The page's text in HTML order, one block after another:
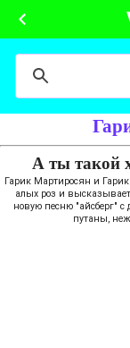
А ты такой
Гарик Мартиросян и
алых роз и
новую песню "айсберг"
путаны,